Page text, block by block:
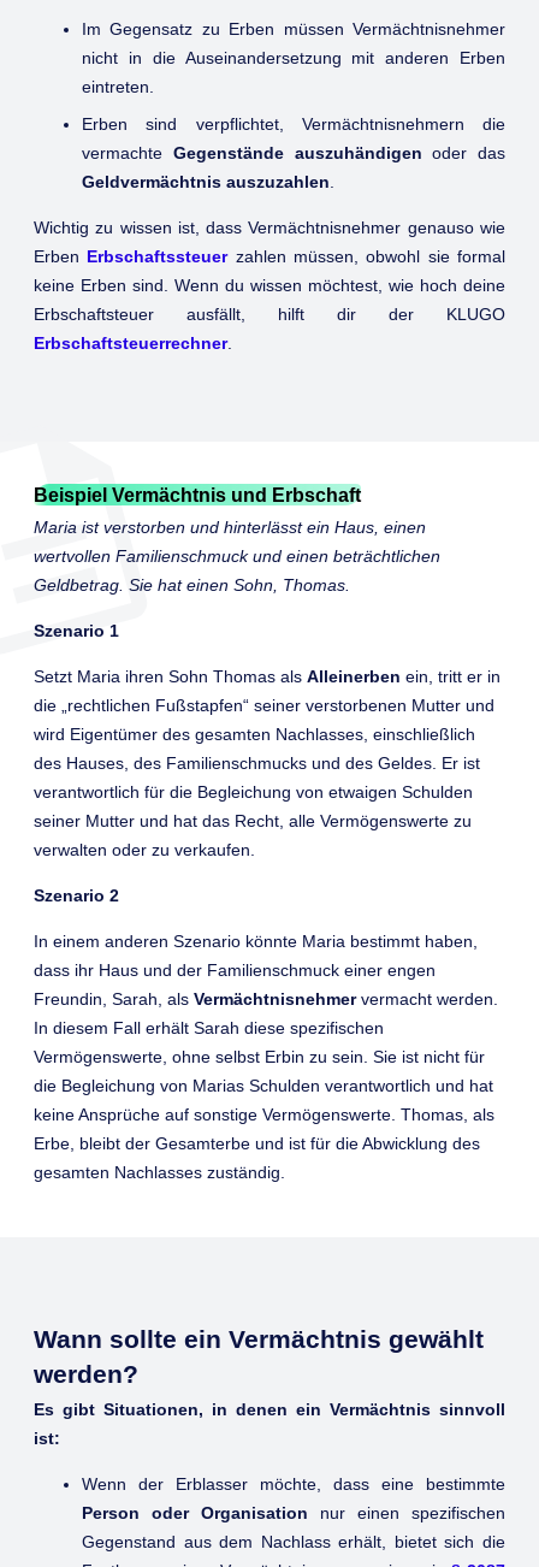
Im Gegensatz zu Erben müssen Vermächtnisnehmer
nicht in die Auseinandersetzung mit anderen Erben
eintreten.
Erben sind verpflichtet, Vermächtnisnehmern die
vermachte Gegenstände auszuhändigen oder das
Geldvermächtnis auszuzahlen
Wichtig zu wissen ist, dass Vermächtnisnehmer genauso wie
Erben Erbschaftssteuerzahlen müssen, obwohl sie formal
keine Erben sind. Wenn du wissen möchtest, wie hoch deine
Erbschaftsteuer ausfällt, hilft dir der KLUGO
Erbschaftsteuerrechner.
Beispiel Vermächtnis und Erbschaft
Maria ist verstorben und hinterlässt ein Haus, einen
wertvollen Familienschmuck und einen beträchtlichen
Geldbetrag. Sie hat einen Sohn, Thomas.
Szenario 1
Setzt Maria ihren Sohn Thomas als Alleinerben ein, tritt er in
die „rechtlichen Fußstapfen“ seiner verstorbenen Mutter und
wird Eigentümer des gesamten Nachlasses, einschließlich
des Hauses, des Familienschmucks und des Geldes. Er ist
verantwortlich für die Begleichung von etwaigen Schulden
seiner Mutter und hat das Recht, alle Vermögenswerte zu
verwalten oder zu verkaufen.
Szenario 2
In einem anderen Szenario könnte Maria bestimmt haben,
dass ihr Haus und der Familienschmuck einer engen
Freundin, Sarah, als Vermächtnisnehmervermacht werden.
In diesem Fall erhält Sarah diese spezifischen
Vermögenswerte, ohne selbst Erbin zu sein. Sie ist nicht für
die Begleichung von Marias Schulden verantwortlich und hat
keine Ansprüche auf sonstige Vermögenswerte. Thomas, als
Erbe, bleibt der Gesamterbe und ist für die Abwicklung des
gesamten Nachlasses zuständig.
Wann sollte ein Vermächtnis gewählt
werden?
Es gibt Situationen, in denen ein Vermächtnis sinnvoll
ist:
Wenn der Erblasser möchte, dass eine bestimmte
Person oder Organisation nur einen spezifischen
Gegenstand aus dem Nachlass erhält, bietet sich die